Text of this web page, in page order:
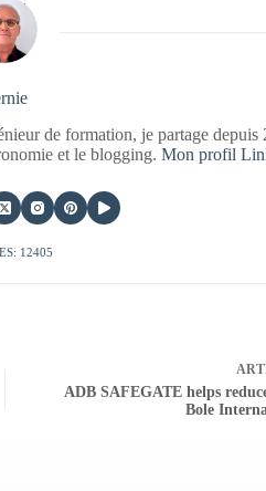
de formation, je partage depuis
et le blogging.Mon profil
12405
ADB SAFEGATE helps
Bole